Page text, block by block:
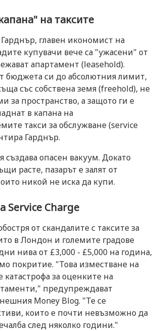
на таксите
главен икономист на
купувачи вече са "ужасени" от
апартамент (leasehold).
бюджета си до абсолютния лимит,
със собствена земя (freehold), не
за пространство, а защото ги е
в капана на
такси за обслужване (service
Гарднър.
създава опасен вакуум. Докато
расте, пазарът е залят от
никой не иска да купи.
Service Charge
от скандалите с таксите за
в Лондон и големите градове
нива от £3,000 - £5,000 на година,
покритие. "Това изместване на
катастрофа за оценките на
предупреждават
Money Blog. "Те се
които е почти невъзможно да
след няколко години."